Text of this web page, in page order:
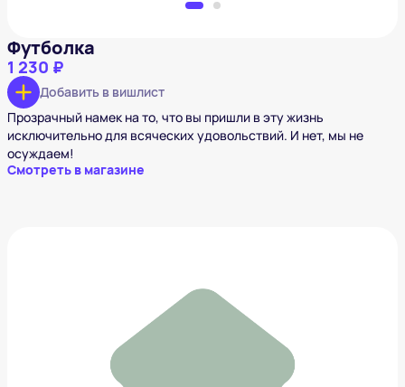
Футболка
1 230 ₽
Добавить в вишлист
Прозрачный намек на то, что вы пришли в эту жизнь
исключительно для всяческих удовольствий. И нет, мы не
осуждаем!
Смотреть в магазине